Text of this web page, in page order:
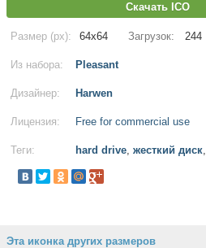
Скачать ICO
Размер (px): 64x64 Загрузок: 244
Из набора: Pleasant
Дизайнер: Harwen
Лицензия: Free for commercial use
Теги: hard drive, жесткий диск,
Эта иконка других размеров